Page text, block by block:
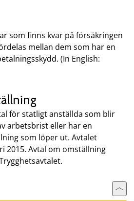
som finns kvar på försäkringen
mellan dem som har en
(In English:
för statligt anställda som blir
arbetsbrist eller har en
som löper ut. Avtalet
2015. Avtal om omställning
Till